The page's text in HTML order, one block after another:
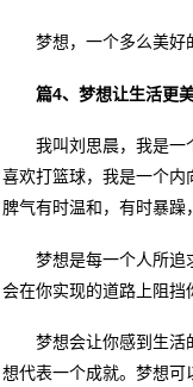
梦想，一个多么美好
篇4、梦想让生活更
我叫刘思晨，我是一
喜欢打篮球，我是一个
脾气有时温和，有时暴躁
梦想是每一个人所追
会在你实现的道路上阻挡
梦想会让你感到生活
想代表一个成就。梦想可